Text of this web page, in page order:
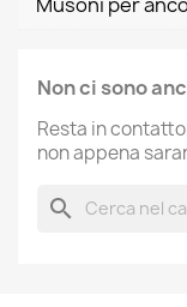
Non ci sono
Resta in
non appena
search